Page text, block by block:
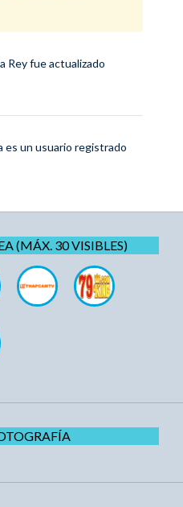
Reyfue actualizado
es un usuario registrado
(MÁX. 30 VISIBLES)